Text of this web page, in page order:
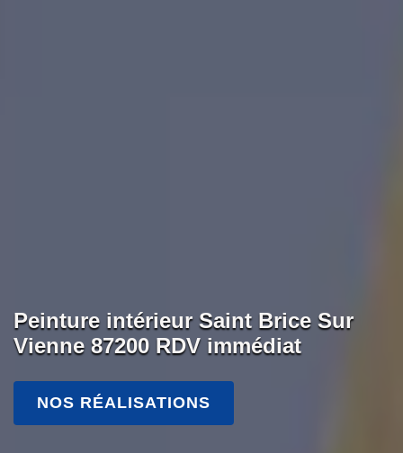
Peinture intérieur Saint Brice Sur
Vienne 87200 RDV immédiat
NOS RÉALISATIONS